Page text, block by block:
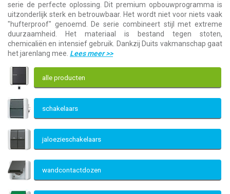
serie de perfecte oplossing. Dit premium opbouwprogramma is
uitzonderlijk sterk en betrouwbaar. Het wordt niet voor niets vaak
"hufterproof" genoemd. De serie combineert stijl met extreme
duurzaamheid. Het materiaal is bestand tegen stoten,
chemicaliën en intensief gebruik. Dankzij Duits vakmanschap gaat
het jarenlang mee. Lees meer>>
alle producten
schakelaars
jaloezieschakelaars
wandcontactdozen